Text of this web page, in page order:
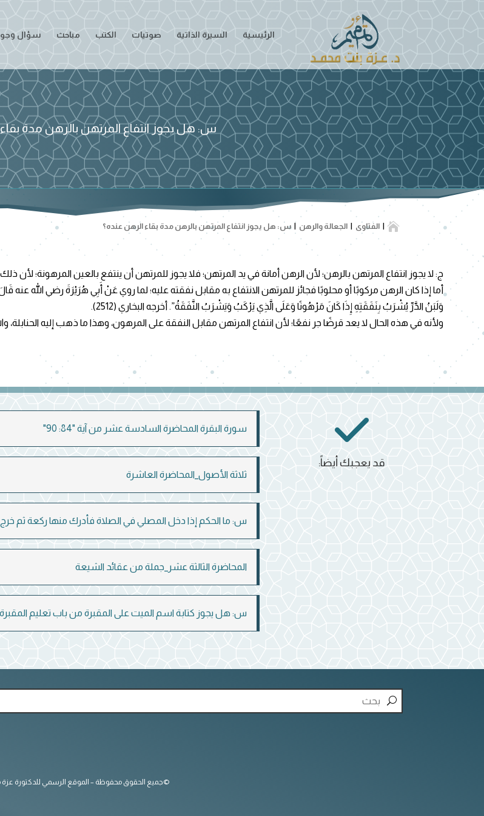
الرئيسية السيرة الذاتية صوتيات الكتب مباحث سؤال
س: هل يجوز انتفاع المرتهن بالرهن مدة
 الفتاوى الجعالة والرهن س: هل يجوز انتفاع المرتهن بالرهن مدة بقاء الرهن عنده؟
ج: لا يجوز انتفاع المرتهن بالرهن؛ لأن الرهن أمانة في يد المرتهن؛ فلا يجوز للمرتهن أن ينتفع بالعين المرهونة؛ لأن
أما إذا كان الرهن مركوبًا أو محلوبًا فجائز للمرتهن الانتفاع به مقابل نفقته عليه؛ لما روي عَنْ أَبِي هُرَيْرَةَ رضي الله
وَلَبَنُ الدَّرِّ يُشْرَبُ بِنَفَقَتِهِ إِذَا كَانَ مَرْهُونًا وَعَلَى الَّذِي يَرْكَبُ وَيَشْرَبُ النَّفَقَةُ”. أخرجه البخاري (2512).
ولأنه في هذه الحال لا يعد قرضًا جر نفعًا؛ لأن انتفاع المرتهن مقابل النفقة على المرهون، وهذا ما ذهب إليه الحنابلة،
سورة البقرة المحاضرة السادسة عشر من آية "84: 90"
ثلاثة الأصول_المحاضرة العاشرة
س: ما الحكم إذا دخل المصلي في الصلاة فأدرك منها ركعة ثم
المحاضرة الثالثة عشر_جملة من عقائد الشيعة
س: هل يجوز كتابة اسم الميت على المقبرة من باب تعليم المقبرة
قد يعجبك أيضاً:
©جميع الحقوق محفوظة – الموقع الرسمي للدكتورة عزة